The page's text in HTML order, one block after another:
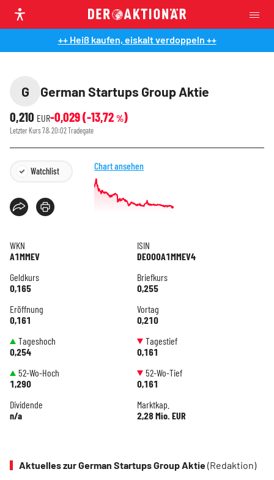
++ Heiß kaufen, eiskalt verdoppeln ++
G
German Startups Group Aktie
0,210 EUR-0,029(-13,72 %)
Letzter Kurs7.8. 20:02Tradegate
Watchlist Chart ansehen
WKN
A1MMEV
ISIN
DE000A1MMEV4
Geldkurs
0,165
Briefkurs
0,255
Eröffnung
0,161
Vortag
0,210
Tageshoch
0,254
Tagestief
0,161
52-Wo-Hoch
1,290
52-Wo-Tief
0,161
Dividende
n/a
Marktkap.
2,28 Mio. EUR
Aktuelles zur German Startups Group Aktie(Redaktion)